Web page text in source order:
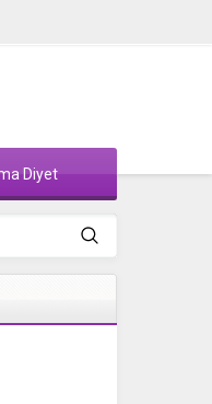
Diyet